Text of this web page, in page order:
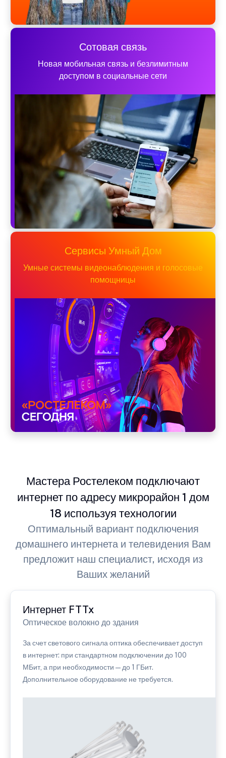
Сотовая связь
Новая мобильная связь и безлимитным
доступом в социальные сети
Сервисы Умный Дом
Умные системы видеонаблюдения и голосовые
помощницы
Мастера Ростелеком подключают
интернет по адресу микрорайон 1 дом
18 используя технологии
Оптимальный вариант подключения
домашнего интернета и телевидения Вам
предложит наш специалист, исходя из
Ваших желаний
Интернет FTTx
Оптическое волокно до здания
За счет светового сигнала оптика обеспечивает доступ
в интернет: при стандартном подключении до 100
МБит, а при необходимости — до 1 ГБит.
Дополнительное оборудование не требуется.